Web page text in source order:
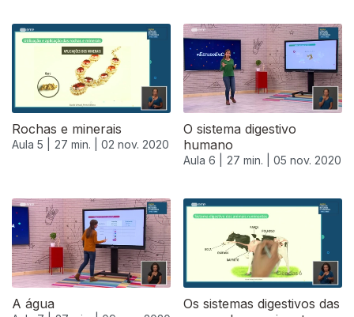
Rochas e minerais
Aula 5 | 27 min. | 02 nov. 2020
O sistema digestivo
humano
Aula 6 | 27 min. | 05 nov. 2020
A água
Os sistemas digestivos das